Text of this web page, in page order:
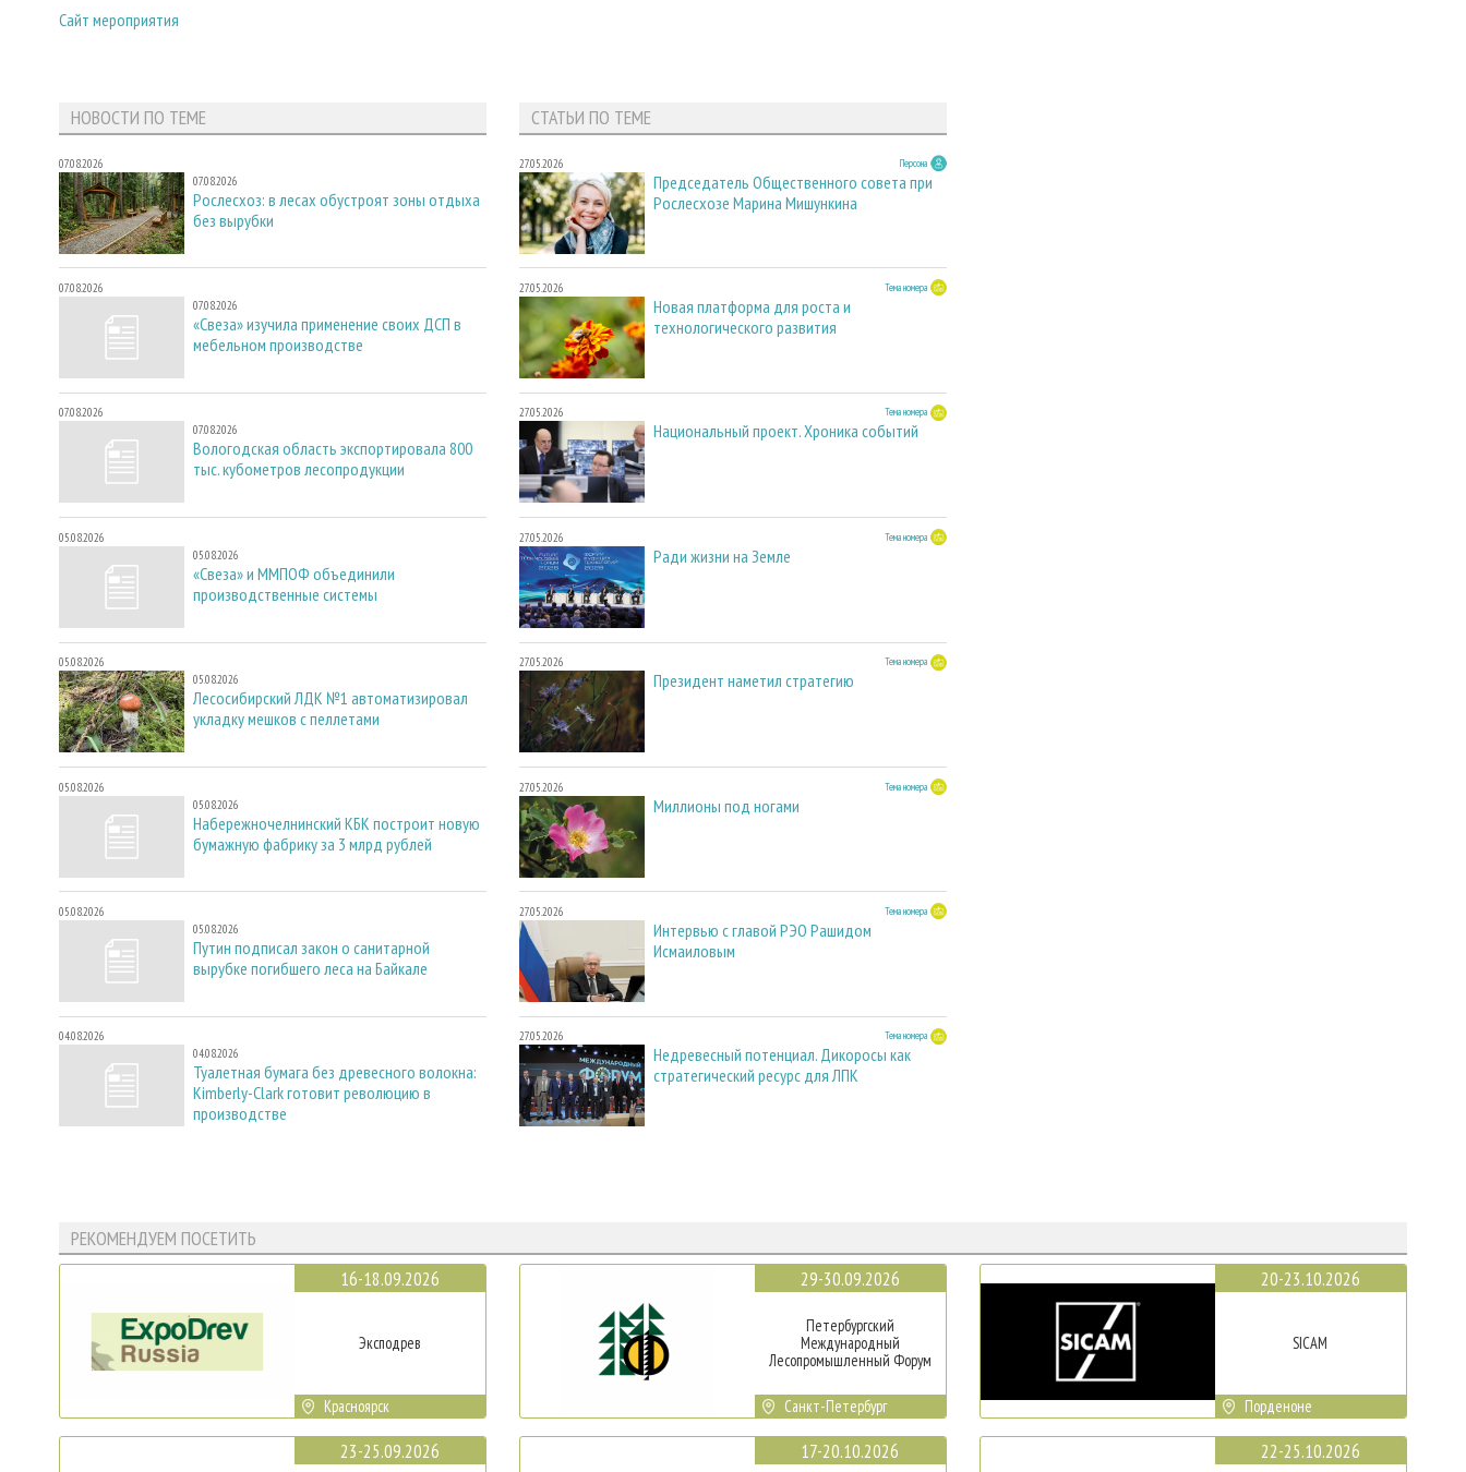
Сайт мероприятия
НОВОСТИ ПО ТЕМЕ
07.08.2026
07.08.2026
Рослесхоз: в лесах обустроят зоны отдыха
без вырубки
07.08.2026
07.08.2026
«Свеза» изучила применение своих ДСП в
мебельном производстве
07.08.2026
07.08.2026
Вологодская область экспортировала 800
тыс. кубометров лесопродукции
05.08.2026
05.08.2026
«Свеза» и ММПОФ объединили
производственные системы
05.08.2026
05.08.2026
Лесосибирский ЛДК №1 автоматизировал
укладку мешков с пеллетами
05.08.2026
05.08.2026
Набережночелнинский КБК построит новую
бумажную фабрику за 3 млрд рублей
05.08.2026
05.08.2026
Путин подписал закон о санитарной
вырубке погибшего леса на Байкале
04.08.2026
04.08.2026
Туалетная бумага без древесного волокна:
Kimberly-Clark готовит революцию в
производстве
СТАТЬИ ПО ТЕМЕ
27.05.2026 Персона
Председатель Общественного совета при
Рослесхозе Марина Мишункина
27.05.2026 Тема номера
Новая платформа для роста и
технологического развития
27.05.2026 Тема номера
Национальный проект. Хроника событий
27.05.2026 Тема номера
Ради жизни на Земле
27.05.2026 Тема номера
Президент наметил стратегию
27.05.2026 Тема номера
Миллионы под ногами
27.05.2026 Тема номера
Интервью с главой РЭО Рашидом
Исмаиловым
27.05.2026 Тема номера
Недревесный потенциал. Дикоросы как
стратегический ресурс для ЛПК
РЕКОМЕНДУЕМ ПОСЕТИТЬ
16-18.09.2026
Эксподрев
Красноярск
23-25.09.2026
29-30.09.2026
Петербургский
Международный
Лесопромышленный Форум
Санкт-Петербург
17-20.10.2026
20-23.10.2026
SICAM
Порденоне
22-25.10.2026